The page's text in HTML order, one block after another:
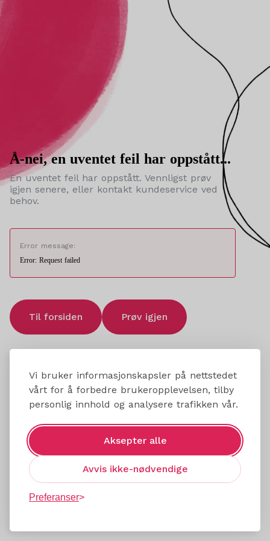
Vi bruker informasjonskapsler på nettstedet
vårt for å forbedre brukeropplevelsen, tilby
personlig innhold og analysere trafikken vår.
Aksepter alle
Avvis ikke-nødvendige
Preferanser
Å-nei, en uventet feil har oppstått...
En uventet feil har oppstått. Vennligst prøv
igjen senere, eller kontakt kundeservice ved
behov.
Error message:
Error: Request failed
Til forsiden Prøv igjen